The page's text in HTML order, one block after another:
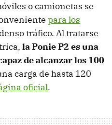
o camionetas se
para los
tráfico. Al tratarse
la Ponie P2 es una
de alcanzar los 100
carga de hasta 120
oficial.